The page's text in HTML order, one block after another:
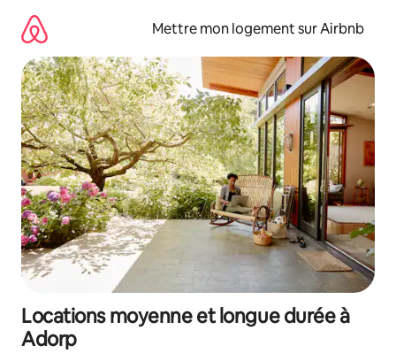
directement
contenu
Mettre mon logement sur Airbnb
Locations moyenne et longue durée à
Adorp